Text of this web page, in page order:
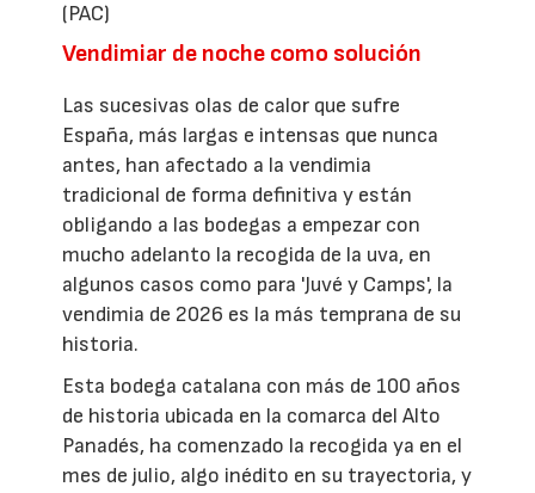
(PAC)
Vendimiar de noche como solución
Las sucesivas olas de calor que sufre
España, más largas e intensas que nunca
antes, han afectado a la vendimia
tradicional de forma definitiva y están
obligando a las bodegas a empezar con
mucho adelanto la recogida de la uva, en
algunos casos como para 'Juvé y Camps', la
vendimia de 2026 es la más temprana de su
historia.
Esta bodega catalana con más de 100 años
de historia ubicada en la comarca del Alto
Panadés, ha comenzado la recogida ya en el
mes de julio, algo inédito en su trayectoria, y